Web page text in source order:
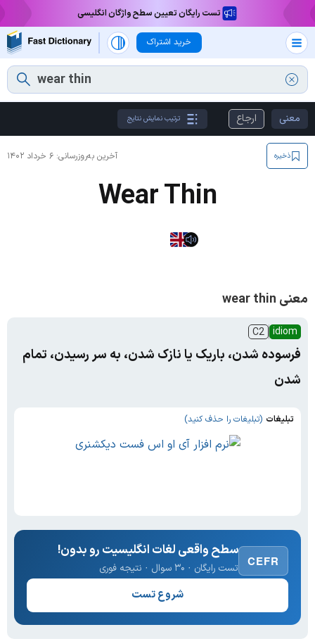
تست رایگان تعیین سطح واژگان انگلیسی
خرید اشتراک
معنی ارجاع ترتیب نمایش نتایج
آخرین به‌روزرسانی: ۶ خرداد ۱۴۰۲ ذخیره
Wear Thin
معنی wear thin
idiom
C2
فرسوده شدن، باریک یا نازک شدن، به سر رسیدن، تمام
شدن
تبلیغات (تبلیغات را حذف کنید)
CEFR
سطح واقعی لغات انگلیسیت رو بدون!
تست رایگان · ۳۰ سوال · نتیجه فوری
شروع تست